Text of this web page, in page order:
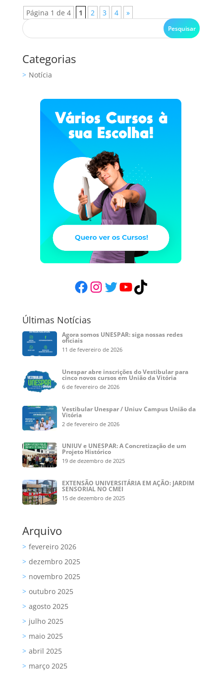
Página 1 de 4 1 2 3 4 »
Categorias
Notícia
Facebook
Instagram
Twitter
YouTube
TikTok
Últimas Notícias
Agora somos UNESPAR: siga nossas redes
oficiais
11 de fevereiro de 2026
Unespar abre inscrições do Vestibular para
cinco novos cursos em União da Vitória
6 de fevereiro de 2026
Vestibular Unespar / Uniuv Campus União da
Vitória
2 de fevereiro de 2026
UNIUV e UNESPAR: A Concretização de um
Projeto Histórico
19 de dezembro de 2025
EXTENSÃO UNIVERSITÁRIA EM AÇÃO: JARDIM
SENSORIAL NO CMEI
15 de dezembro de 2025
Arquivo
fevereiro 2026
dezembro 2025
novembro 2025
outubro 2025
agosto 2025
julho 2025
maio 2025
abril 2025
março 2025